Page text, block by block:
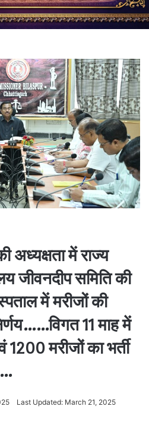
अध्यक्षता में राज्य
जीवनदीप समिति की
में मरीजों की
11 माह में
मरीजों का भर्ती
Last Updated: March 21, 2025